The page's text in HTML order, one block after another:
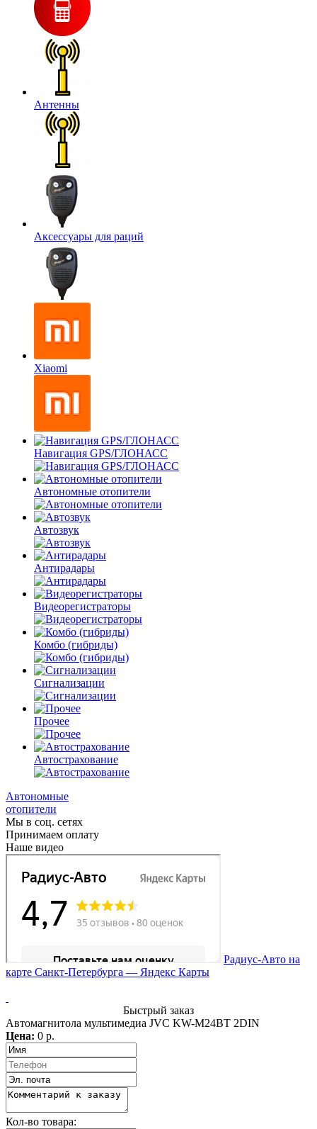
Антенны
Аксессуары для раций
Xiaomi
Навигация GPS/ГЛОНАСС
Автономные отопители
Автозвук
Антирадары
Видеорегистраторы
Комбо (гибриды)
Сигнализации
Прочее
Автострахование
Автономные
отопители
Мы в соц. сетях
Принимаем оплату
Наше видео
Радиус-Авто на
карте Санкт‑Петербурга — Яндекс Карты
Быстрый заказ
Автомагнитола мультимедиа JVC KW-M24BT 2DIN
Цена: 0 р.
Кол-во товара: